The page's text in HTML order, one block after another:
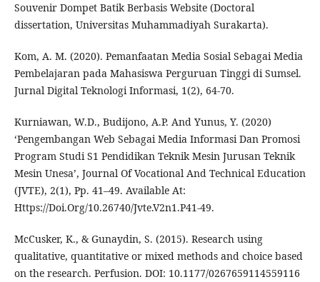
Souvenir Dompet Batik Berbasis Website (Doctoral
dissertation, Universitas Muhammadiyah Surakarta).
Kom, A. M. (2020). Pemanfaatan Media Sosial Sebagai Media
Pembelajaran pada Mahasiswa Perguruan Tinggi di Sumsel.
Jurnal Digital Teknologi Informasi, 1(2), 64-70.
Kurniawan, W.D., Budijono, A.P. And Yunus, Y. (2020)
‘Pengembangan Web Sebagai Media Informasi Dan Promosi
Program Studi S1 Pendidikan Teknik Mesin Jurusan Teknik
Mesin Unesa’, Journal Of Vocational And Technical Education
(JVTE), 2(1), Pp. 41–49. Available At:
Https://Doi.Org/10.26740/Jvte.V2n1.P41-49.
McCusker, K., & Gunaydin, S. (2015). Research using
qualitative, quantitative or mixed methods and choice based
on the research. Perfusion. DOI: 10.1177/0267659114559116